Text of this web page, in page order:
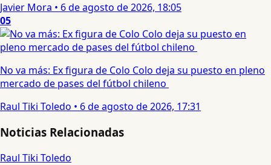
Javier Mora • 6 de agosto de 2026, 18:05
05
No va más: Ex figura de Colo Colo deja su puesto en pleno
mercado de pases del fútbol chileno
Raul Tiki Toledo • 6 de agosto de 2026, 17:31
Noticias Relacionadas
Raul Tiki Toledo